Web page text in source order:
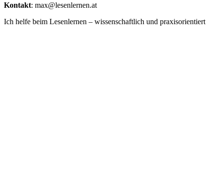
Kontakt: max@lesenlernen.at
Ich helfe beim Lesenlernen – wissenschaftlich und praxisorientiert